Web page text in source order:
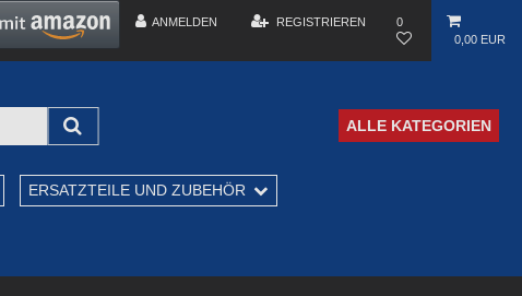
ANMELDEN REGISTRIEREN
0
0,00 EUR
ALLE KATEGORIEN
ERSATZTEILE UND ZUBEHÖR